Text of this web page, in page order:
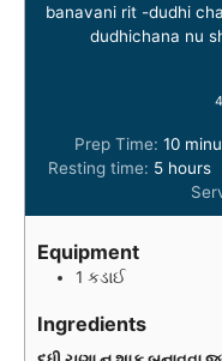
banavani rit -dudhi
dudhichana nu
Prep Time: 10m
i
u
Resting time: 5h
u
hours
Equipment
1 કડાઈ
Ingredients